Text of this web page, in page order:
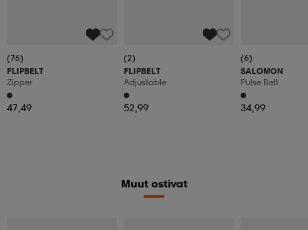
(76)
FLIPBELT
Zipper
47,49
(2)
FLIPBELT
Adjustable
52,99
(6)
SALOMON
Pulse Belt
34,99
Muut ostivat